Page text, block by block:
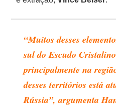
“Muitos desses
sul do Escudo
principalmente na
desses territórios está
Rússia”, argumenta